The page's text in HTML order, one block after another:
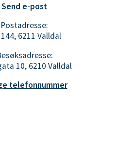
Send e-post
Postadresse:
144, 6211 Valldal
10, 6210 Valldal
telefonnummer